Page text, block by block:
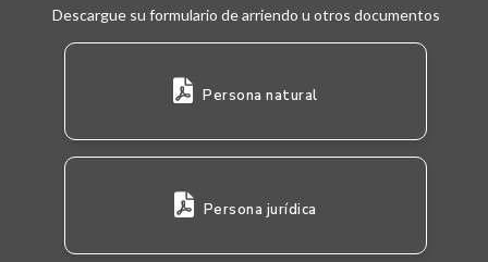
Descargue su formulario de arriendo u otros documentos
Persona natural
Persona jurídica